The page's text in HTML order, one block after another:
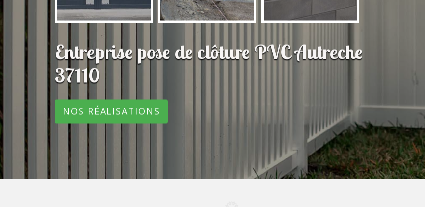
Entreprise pose de clôture PVC Autreche
37110
NOS RÉALISATIONS